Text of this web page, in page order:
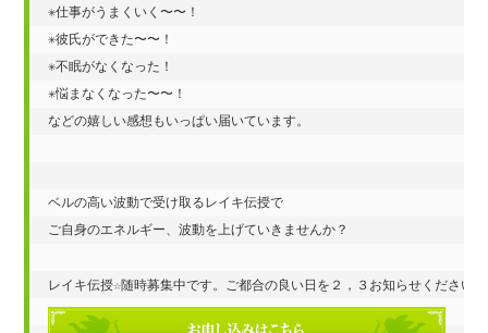
✳️仕事がうまくいく〜〜！
✳️彼氏ができた〜〜！
✳️不眠がなくなった！
✳️悩まなくなった〜〜！
などの嬉しい感想もいっぱい届いています。
ベルの高い波動で受け取るレイキ伝授で
ご自身のエネルギー、波動を上げていきませんか？
レイキ伝授☆随時募集中です。ご都合の良い日を２，３お知らせください